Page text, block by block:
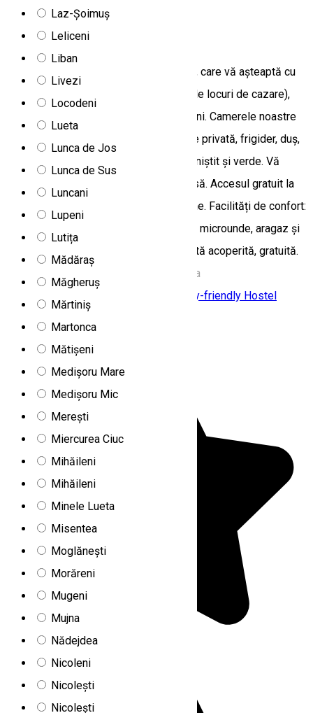
Laz-Șoimuș
Leliceni
Liban
Livezi
Locodeni
Lueta
Lunca de Jos
Lunca de Sus
Luncani
Lupeni
Lutița
Mădăraș
Măgheruș
Mărtiniș
Martonca
Mătișeni
Medișoru Mare
Medișoru Mic
Merești
Miercurea Ciuc
Mihăileni
Mihăileni
Minele Lueta
Misentea
Moglănești
Morăreni
Mugeni
Mujna
Nădejdea
Nicoleni
Nicolești
Nicolești
Pensiunea Sándor
Pensiunea Sándor este situată în Praid, care vă așteaptă cu
19 de camere confortabile (în total 60 de locuri de cazare),
ideale pentru familii și grupuri de prieteni. Camerele noastre
spațioase, familiale, sunt dotate cu baie privată, frigider, duș,
dulap și TV. Relaxați-vă într-un mediu liniștit și verde. Vă
punem la dispoziție o grădină și o terasă. Accesul gratuit la
WiFi este disponibil în întreaga pensiune. Facilități de confort:
o bucătărie comună, complet utilată (cu microunde, aragaz și
ustensile de bucătărie) și parcare privată acoperită, gratuită.
Strada Minei, Praid 537240, Romania
Activitate Family-friendly Hostel
Septimia Hotels & Spa Resort